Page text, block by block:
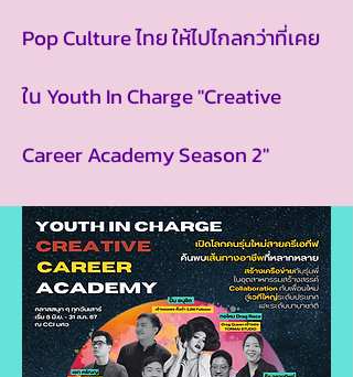
Pop Culture ไทย ให้ไปไกลกว่าที่เคย
ใน Youth In Charge "Creative
Career Academy Season 2"